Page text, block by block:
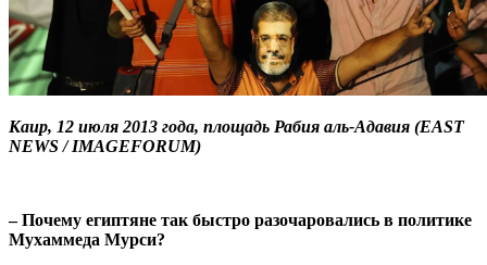
Каир, 12 июля 2013 года, площадь Рабия аль-Адавия (EAST
NEWS / IMAGEFORUM)
– Почему египтяне так быстро разочаровались в политике
Мухаммеда Мурси?